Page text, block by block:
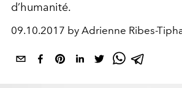
d’humanité.
09.10.2017 by Adrienne Ribes-